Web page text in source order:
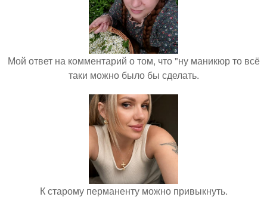
Мой ответ на комментарий о том, что "ну маникюр то всё
таки можно было бы сделать.
К старому перманенту можно привыкнуть.